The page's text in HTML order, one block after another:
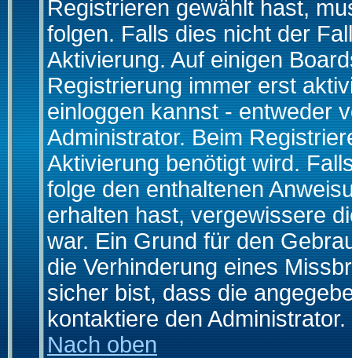
Registrieren gewählt hast,
folgen. Falls dies nicht der
Aktivierung. Auf einigen
Registrierung immer erst
einloggen kannst - entweder
Administrator. Beim
Aktivierung benötigt wird.
folge den enthaltenen
erhalten hast, vergewissere
war. Ein Grund für den
die Verhinderung eines
sicher bist, dass die
kontaktiere den Administrator.
Nach oben